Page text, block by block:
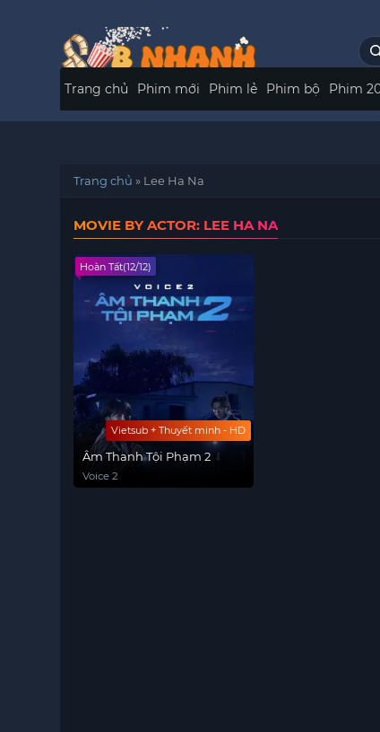
Trang chủ Phim mới Phim lẻ Phim bộ Phim
Trang chủ » Lee Ha Na
MOVIE BY ACTOR: LEE HA NA
Vietsub + Thuyết minh - HD
Hoàn Tất(12/12)
Âm Thanh Tội Phạm 2
Voice 2